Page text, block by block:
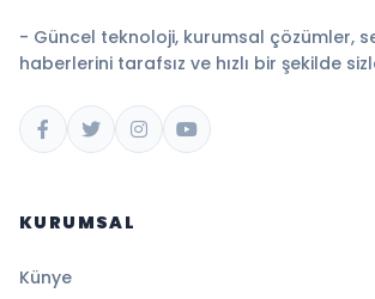
- Güncel teknoloji, kurumsal çözümler,
haberlerini tarafsız ve hızlı bir şekilde
KURUMSAL
Künye